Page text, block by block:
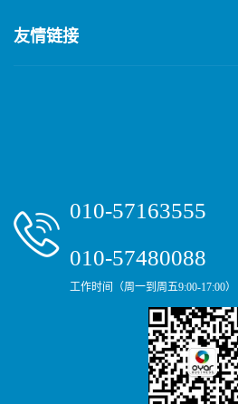
友情链接
010-57163555
010-57480088
工作时间（周一到周五9:00-17:00）